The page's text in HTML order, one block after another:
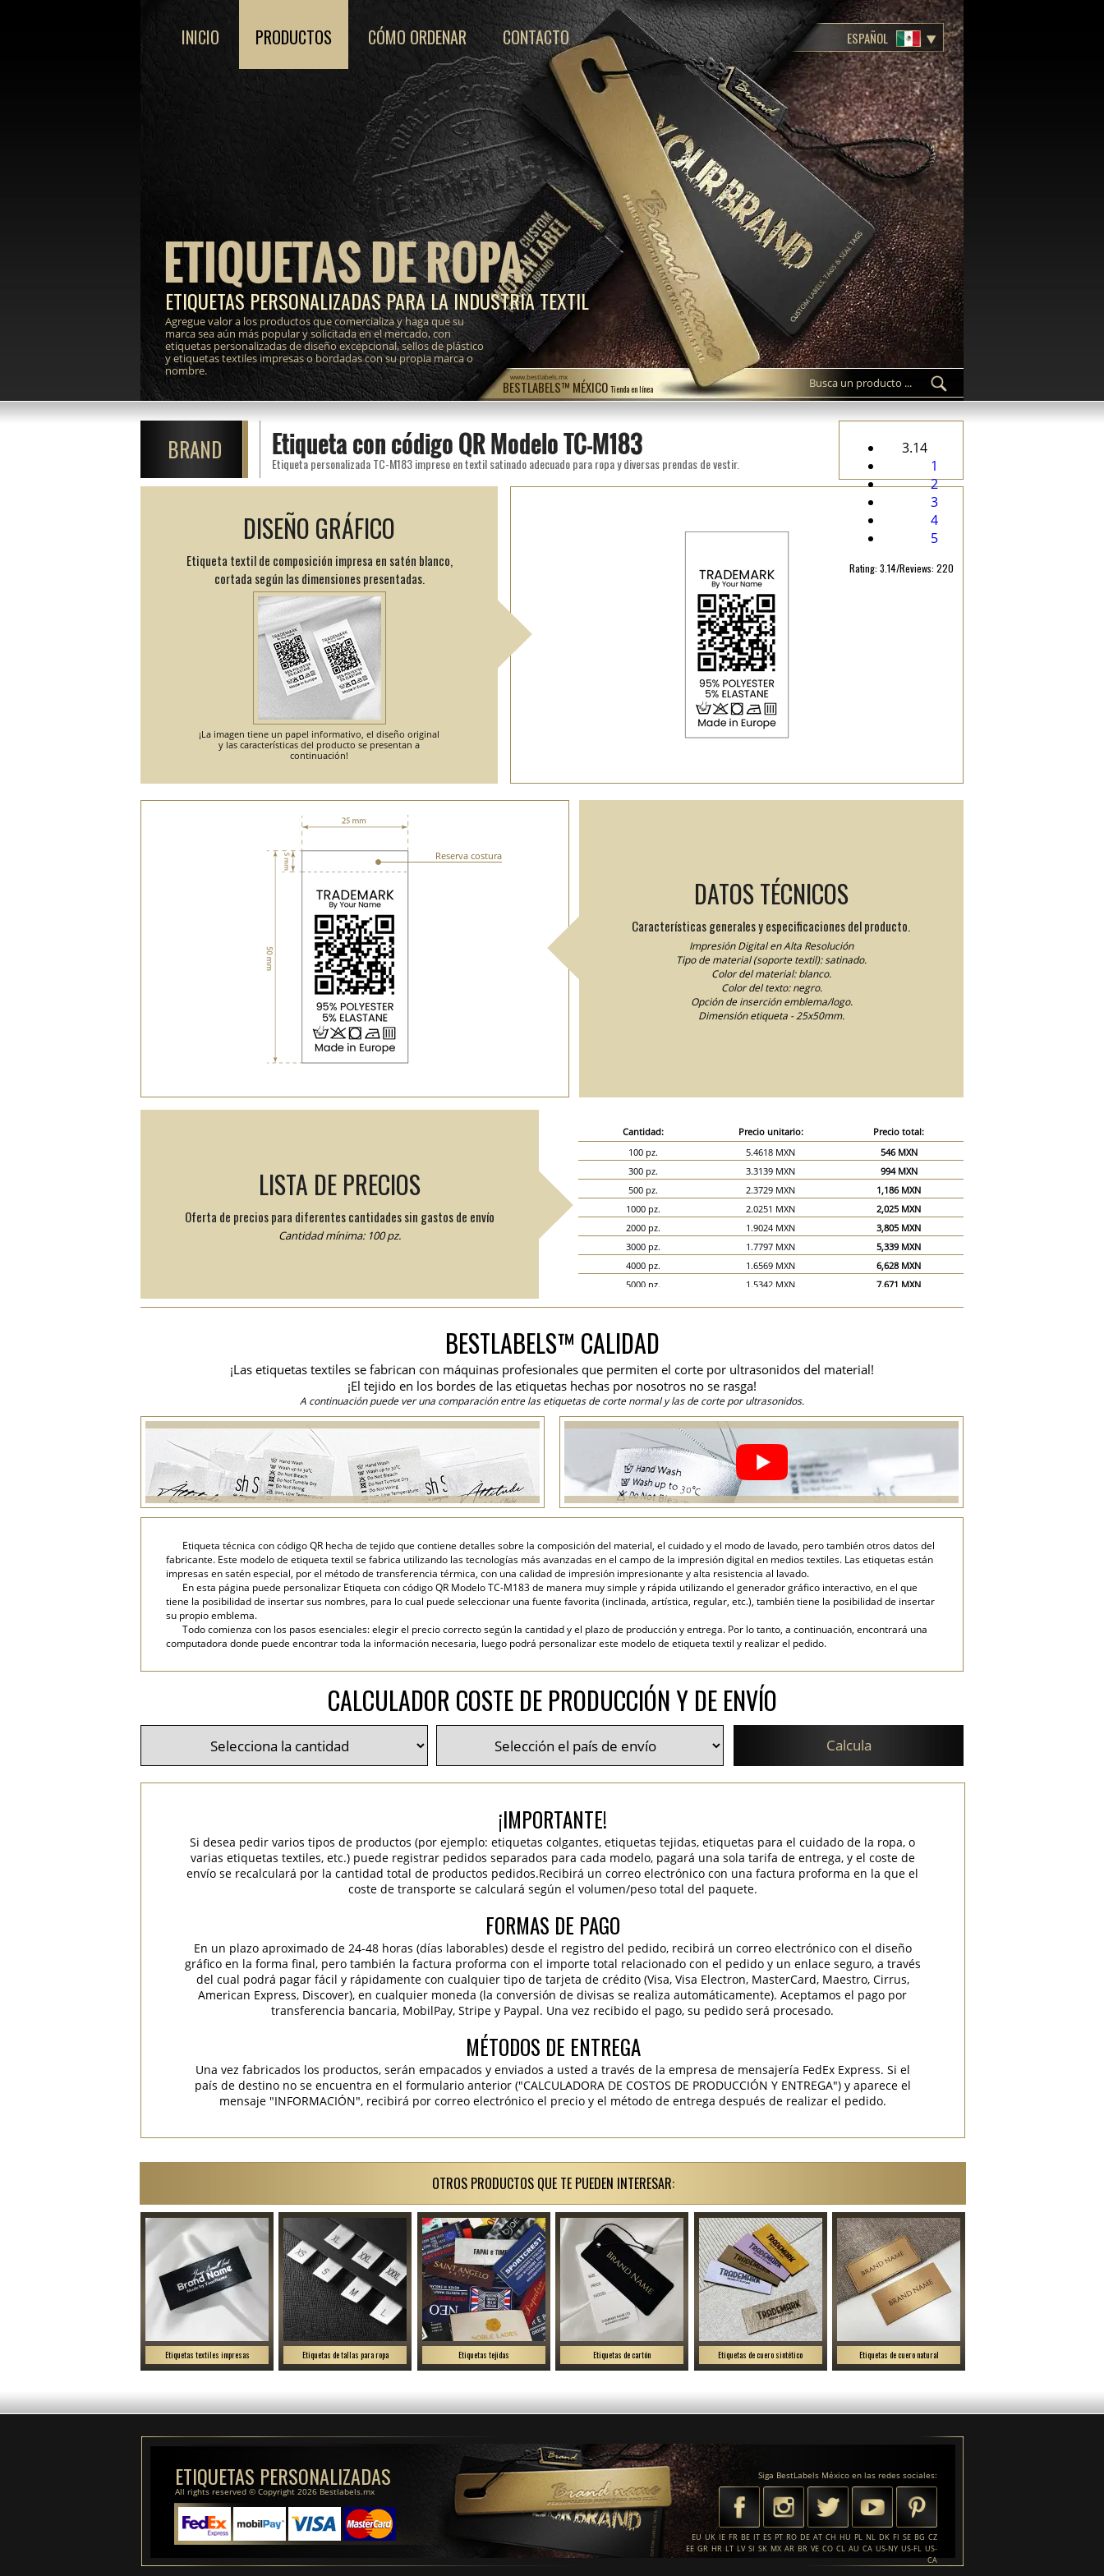
BESTLABELS™ MÉXICO Tienda en línea
www.bestlabels.mx
ETIQUETAS DE ROPA
ETIQUETAS PERSONALIZADAS PARA LA INDUSTRIA TEXTIL
Agregue valor a los productos que comercializa y haga que su
marca sea aún más popular y solicitada en el mercado, con
etiquetas personalizadas de diseño excepcional, sellos de plástico
y etiquetas textiles impresas o bordadas con su propia marca o
nombre.
INICIO PRODUCTOS CÓMO ORDENAR CONTACTO ESPAÑOL
BRAND Etiqueta con código QR Modelo TC-M183
Etiqueta personalizada TC-M183 impreso en textil satinado adecuado para ropa y diversas prendas de vestir.
3.14
1
2
3
4
5
Rating: 3.14/Reviews: 220
DISEÑO GRÁFICO
Etiqueta textil de composición impresa en satén blanco,
cortada según las dimensiones presentadas.
¡La imagen tiene un papel informativo, el diseño original
y las características del producto se presentan a
continuación!
DATOS TÉCNICOS
Características generales y especificaciones del producto.
Impresión Digital en Alta Resolución
Tipo de material (soporte textil): satinado.
Color del material: blanco.
Color del texto: negro.
Opción de inserción emblema/logo.
Dimensión etiqueta - 25x50mm.
Reserva costura
LISTA DE PRECIOS
Oferta de precios para diferentes cantidades sin gastos de envío
Cantidad mínima: 100 pz.
Cantidad: Precio unitario:
Precio total:
100 pz.
5.4618 MXN
546 MXN
300 pz.
3.3139 MXN
994 MXN
500 pz.
2.3729 MXN
1,186 MXN
1000 pz.
2.0251 MXN
2,025 MXN
2000 pz.
1.9024 MXN
3,805 MXN
3000 pz.
1.7797 MXN
5,339 MXN
4000 pz.
1.6569 MXN
6,628 MXN
5000 pz.
1.5342 MXN
7,671 MXN
8000 pz.
1.0433 MXN
15000 pz.
0.941 MXN
20000 pz.
0.8387 MXN 16,774 MXN
BESTLABELS™ CALIDAD
¡Las etiquetas textiles se fabrican con máquinas profesionales que permiten el corte por ultrasonidos del material!
¡El tejido en los bordes de las etiquetas hechas por nosotros no se rasga!
A continuación puede ver una comparación entre las etiquetas de corte normal y las de corte por ultrasonidos.
Etiqueta técnica con código QR hecha de tejido que contiene detalles sobre la composición del material, el cuidado y el modo de lavado, pero también otros datos del
fabricante. Este modelo de etiqueta textil se fabrica utilizando las tecnologías más avanzadas en el campo de la impresión digital en medios textiles. Las etiquetas están
impresas en satén especial, por el método de transferencia térmica, con una calidad de impresión impresionante y alta resistencia al lavado.
En esta página puede personalizar Etiqueta con código QR Modelo TC-M183 de manera muy simple y rápida utilizando el generador gráfico interactivo, en el que
tiene la posibilidad de insertar sus nombres, para lo cual puede seleccionar una fuente favorita (inclinada, artística, regular, etc.), también tiene la posibilidad de insertar
su propio emblema.
Todo comienza con los pasos esenciales: elegir el precio correcto según la cantidad y el plazo de producción y entrega. Por lo tanto, a continuación, encontrará una
computadora donde puede encontrar toda la información necesaria, luego podrá personalizar este modelo de etiqueta textil y realizar el pedido.
CALCULADOR COSTE DE PRODUCCIÓN Y DE ENVÍO
Calcula
¡IMPORTANTE!
Si desea pedir varios tipos de productos (por ejemplo: etiquetas colgantes, etiquetas tejidas, etiquetas para el cuidado de la ropa, o
varias etiquetas textiles, etc.) puede registrar pedidos separados para cada modelo, pagará una sola tarifa de entrega, y el coste de
envío se recalculará por la cantidad total de productos pedidos.Recibirá un correo electrónico con una factura proforma en la que el
coste de transporte se calculará según el volumen/peso total del paquete.
FORMAS DE PAGO
En un plazo aproximado de 24-48 horas (días laborables) desde el registro del pedido, recibirá un correo electrónico con el diseño
gráfico en la forma final, pero también la factura proforma con el importe total relacionado con el pedido y un enlace seguro, a través
del cual podrá pagar fácil y rápidamente con cualquier tipo de tarjeta de crédito (Visa, Visa Electron, MasterCard, Maestro, Cirrus,
American Express, Discover), en cualquier moneda (la conversión de divisas se realiza automáticamente). Aceptamos el pago por
transferencia bancaria, MobilPay, Stripe y Paypal. Una vez recibido el pago, su pedido será procesado.
MÉTODOS DE ENTREGA
Una vez fabricados los productos, serán empacados y enviados a usted a través de la empresa de mensajería FedEx Express. Si el
país de destino no se encuentra en el formulario anterior ("CALCULADORA DE COSTOS DE PRODUCCIÓN Y ENTREGA") y aparece el
mensaje "INFORMACIÓN", recibirá por correo electrónico el precio y el método de entrega después de realizar el pedido.
OTROS PRODUCTOS QUE TE PUEDEN INTERESAR:
Etiquetas textiles impresas Etiquetas de tallas para ropa Etiquetas tejidas Etiquetas de cartón Etiquetas de cuero sintético Etiquetas de cuero natural
ETIQUETAS PERSONALIZADAS
All rights reserved © Copyright 2026 Bestlabels.mx
Siga BestLabels México en las redes sociales:
EU UK IE FR BE IT ES PT RO DE AT CH HU PL NL DK FI SE BG CZ
EE GR HR LT LV SI SK MX AR BR VE CO CL AU CA US-NY US-FL US-
CA